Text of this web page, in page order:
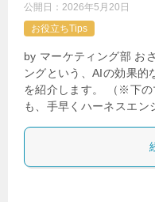
公開日： 2026年5月20日
お役立ちTips
by マーケティング部 お
ングという、AIの効果的
を紹介します。 （※下の
も、手早くハーネスエ